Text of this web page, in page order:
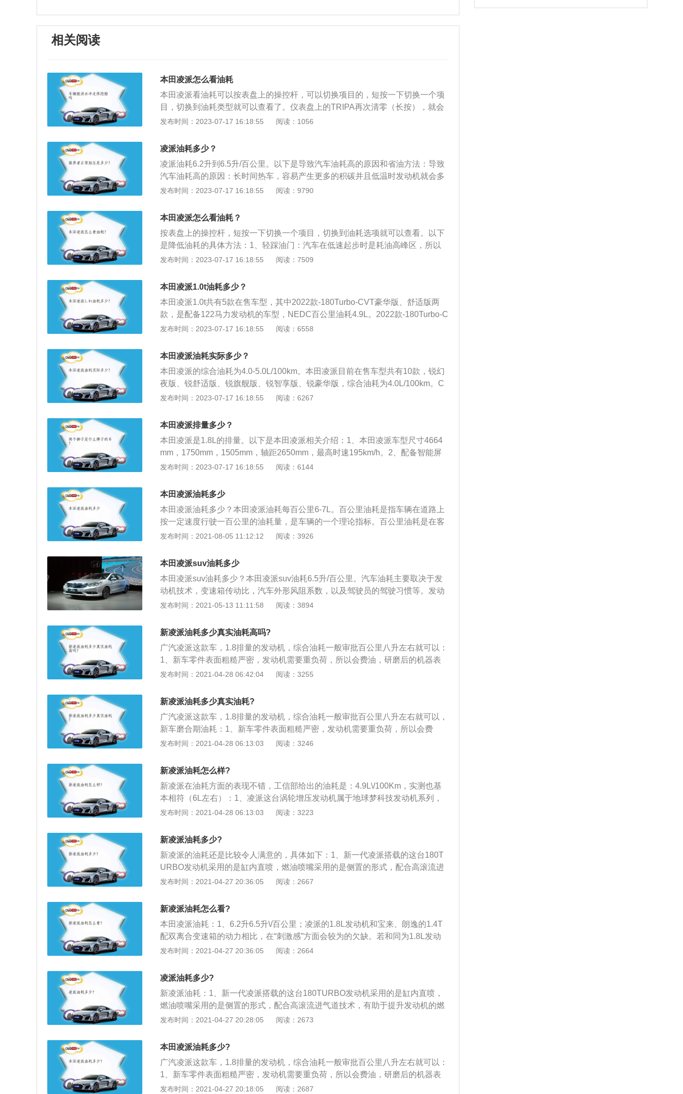
相关阅读
本田凌派怎么看油耗
本田凌派看油耗可以按表盘上的操控杆，可以切换项目的，短按一下切换一个项
目，切换到油耗类型就可以查看了。仪表盘上的TRIPA再次清零（长按），就会
显示在第一次、第二次、第三次时油耗的读数了。找到右边操作杆的最右端的按
耗为止。降低油耗的具体方法：1.轻踩油门：汽车低速起步时，是油耗的峰值区
域。所以起步时轻踩油门，防止超速，可以有效降低油耗。2.避免高速：尽可能
避免不必要的高速，发动机转速忽高忽低也会极大的消耗燃油。3.定期保养：换
油，清除积碳。4.避免紧急制动：提前预见路况，不仅可以提高行车安全性，还
可以节省燃油，比如红绿灯前慢慢减速，利用惯性滑行。
发布时间：2023-07-17 16:18:55 阅读：1056
凌派油耗多少？
凌派油耗6.2升到6.5升/百公里。以下是导致汽车油耗高的原因和省油方法：导致
汽车油耗高的原因：长时间热车，容易产生更多的积碳并且低温时发动机就会多
喷油维持运转；长期短途驾驶；车内长时间放重物；胎压过低；频繁暴力驾驶；
速匀速行驶最省油；拥挤路段看清前面的路况，避免急刹车，这样不仅省油，而
且还能降低车辆损耗；经常清理后备厢；避免空挡滑行。
发布时间：2023-07-17 16:18:55 阅读：9790
本田凌派怎么看油耗？
按表盘上的操控杆，短按一下切换一个项目，切换到油耗选项就可以查看。以下
是降低油耗的具体方法：1、轻踩油门：汽车在低速起步时是耗油高峰区，所以
在起步时轻踩油门，防止转速过高能有效降低油耗。2、避免高转速：尽可能避
养：更换机油和清除积碳。4、避免紧急制动：提前预判路况不仅能提高驾驶的
安全性，还能节省燃油，例如在红绿灯前慢慢减速，利用惯性滑动。
发布时间：2023-07-17 16:18:55 阅读：7509
本田凌派1.0t油耗多少？
本田凌派1.0t共有5款在售车型，其中2022款-180Turbo-CVT豪华版、舒适版两
款，是配备122马力发动机的车型，NEDC百公里油耗4.9L。2022款-180Turbo-C
VT旗舰版、幻夜版、智享版三款，是配备122马力发动机的车型，NEDC百公里
022款-180Turbo-CVT豪华版、舒适版，加满一箱油能跑的距离为40/4.9*100=81
6km。2022款-180Turbo-CVT旗舰版、幻夜版、智享版，加满一箱油能跑的距离
为40/5*100=800km。汽车油耗的高低与五大因素直接相关，即驾驶习惯、汽车
本身、道路状态、自然风、环境温度。会使汽车油耗增加的具体因素如下：驾驶
习惯：驾驶粗暴，比如：急加油、常超车、遇红灯不提前松油门会使油耗增高。
多的汽油燃烧做功。汽车自重大的车油耗会高，因为自重大需要更大的驱动扭
矩。道路状态：土路、泥泞路、松软路面、山路等，在这些路面行驶，阻力大，
耗油会增加。自然风：迎风行驶、大风天行驶，汽车阻力增大，油耗增加。环境
油才能燃烧，油耗增大。同时，气温低，发动机电脑会控制用更高转速来热车，
发布时间：2023-07-17 16:18:55 阅读：6558
本田凌派油耗实际多少？
本田凌派的综合油耗为4.0-5.0L/100km。本田凌派目前在售车型共有10款，锐幻
夜版、锐舒适版、锐旗舰版、锐智享版、锐豪华版，综合油耗为4.0L/100km。C
VT幻夜版、CVT智享版、CVT旗舰版，综合油耗为5.0L/100km。CVT豪华版、C
试规程下所测得的综合工况燃油消耗数据量数据。真实油耗高于这个值，为5.2-7.
5L/100km。开车时，以下5个小技巧可以帮助降低油耗：车辆在起步过程中，应
以低档起步，轻轻的踩下油门，缓缓提速，不要一下子猛踩油门，猛踩油门会成
倍增加油耗。轻加油，轻刹车，早刹车：在开车时，应轻踩油门，尽量避免发动
机转速瞬间提高，避免车子在行驶中出现颤抖,从而让车子更加省油。通过预估路
当：保持胎压在厂商推荐的水平上。胎压每低于推荐值2个PS1（相当于公制0.2
左右一相对于标准气压2.4而言），油耗增加1%。定期保养或者检查车辆：定时
保养换机油可以减少积碳（积碳会使你点火不顺畅、加速乏力，油耗增加，严重
里数要清洗或者更换。驾驶时关闭车窗。开窗行驶会增加风的阻力，风的阻力越
巧可以帮助降低油耗：低档起步、轻踩油门、保持轮胎气压适当、定期保养或者
检查车辆、驾驶时关闭车窗。
发布时间：2023-07-17 16:18:55 阅读：6267
本田凌派排量多少？
本田凌派是1.8L的排量。以下是本田凌派相关介绍：1、本田凌派车型尺寸4664
mm，1750mm，1505mm，轴距2650mm，最高时速195km/h。2、配备智能屏
互联系统、7英寸高画质多点触控屏、智能无钥匙进入系统、智能一键式启动系
车辆稳定性控制系统。3、搭载水冷横置直列四缸/16气门/SOHC/i-VTEC发动
机，麦弗逊式悬挂，复合扭力梁式半独立悬挂。
发布时间：2023-07-17 16:18:55 阅读：6144
本田凌派油耗多少
本田凌派油耗多少？本田凌派油耗每百公里6-7L。百公里油耗是指车辆在道路上
按一定速度行驶一百公里的油耗量，是车辆的一个理论指标。百公里油耗是在客
观环境中，安装在车辆底盘的测功机测得的值转换为速度参数，在指定速度行
低车辆自重量。车重与油耗的关系成正比，据说车重每下降10％，油耗也会相应
下降若干个百分点；2、汽车造型。车身风阻系数小，油耗会明显下降。这两者
的关系也成正比；3、提高发动机的热效率。目前一般汽油发动机的热效率（也
就是燃油转化成有用功的比例）达到30％多，而柴油机已超过了40％，这就是柴
油机比汽油机油耗低的原因。
发布时间：2021-08-05 11:12:12 阅读：3926
本田凌派suv油耗多少
本田凌派suv油耗多少？本田凌派suv油耗6.5升/百公里。汽车油耗主要取决于发
动机技术，变速箱传动比，汽车外形风阻系数，以及驾驶员的驾驶习惯等。发动
机热转换率越高的发动机，其内耗就越低，能够把更多的汽油燃烧转化为发动机
关系，但这种关系不是绝对的。大的气缸容积（排量）可以容纳更多的可燃混合
气（空气燃油），所以在其他条件全部一致的情况下，一定是气缸容积（排量）
更大的发动机动力油耗更高；2、油耗与转速，日常驾驶汽车时，转速区间一般
都在1000—3000转之间，普通家用车的极限转速也不过6000转左右，在塞车比
赛时一直保持在家用车极限转速的两倍运行（上万转），油耗自然会很高；3、
荷，也就直接的增加了汽车的油耗。同时有些车主将汽车尾翼、汽车大包围等一
起改装，增加尾翼毫无疑问的增大了汽车风阻，汽车在低速时尾翼根本不起作
用，只能增加行车阻力使整车负荷增加，势必导致油耗上升。
发布时间：2021-05-13 11:11:58 阅读：3894
新凌派油耗多少真实油耗高吗?
广汽凌派这款车，1.8排量的发动机，综合油耗一般审批百公里八升左右就可以：
1、新车零件表面粗糙严密，发动机需要重负荷，所以会费油，研磨后的机器表
面润滑才能达到标准油标；2、磨合期不仅是发动机的内部磨合期，外部世界包
（习惯性超速、紧急停车）、胎压不足、发动机性能差、路况差等也会导致汽车
发布时间：2021-04-28 06:42:04 阅读：3255
新凌派油耗多少真实油耗?
广汽凌派这款车，1.8排量的发动机，综合油耗一般审批百公里八升左右就可以，
新车磨合期油耗：1、新车零件表面粗糙严密，发动机需要重负荷，所以会费
油，研磨后的机器表面润滑才能达到标准油标；2、磨合期不仅是发动机的内部
外驾驶的不良习惯（习惯性超速、紧急停车）、胎压不足、发动机性能差、路况
差等也会导致汽车费油。
发布时间：2021-04-28 06:13:03 阅读：3246
新凌派油耗怎么样?
新凌派在油耗方面的表现不错，工信部给出的油耗是：4.9L\/100Km，实测也基
本相符（6L左右）：1、凌派这台涡轮增压发动机属于地球梦科技发动机系列，
与1.8L自然吸气发动机基本接近，峰值扭矩甚至还来得更早一点；2、再加上重新
41最大马力、17.7公斤米最大扭力的动力输出。
发布时间：2021-04-28 06:13:03 阅读：3223
新凌派油耗多少?
新凌派的油耗还是比较令人满意的，具体如下：1、新一代凌派搭载的这台180T
URBO发动机采用的是缸内直喷，燃油喷嘴采用的是侧置的形式，配合高滚流进
气道技术，有助于提升发动机的燃烧效率，还采用了进气侧VTEC技术；2、目的
动机系列，在数据方面跟旧的R181.8L自然吸气发动机基本接近，峰值扭矩甚至
还来得更早一点；3、再加上重新调校的CVT变速箱，在动力方面完全没问题；
而且新一代凌派在油耗方面的表现就很让人很满意，工信部给出的油耗数据是：
4.9L\/100Km，我开过几天的实测也基本相符（4-5L左右），还是非常满意的。
发布时间：2021-04-27 20:36:05 阅读：2667
新凌派油耗怎么看?
本田凌派油耗：1、6.2升6.5升\/百公里；凌派的1.8L发动机和宝来、朗逸的1.4T
配双离合变速箱的动力相比，在“刺激感”方面会较为的欠缺。若和同为1.8L发动
机的现代朗动相比，凌派在动力线性感以及顺滑感方面都有更好的表现，比如凌
2、凌派把油门行程变长的另一个原因，我想是出于燃油经济性方面的考虑，虽
然从资料上看，凌派手动挡和自动挡车型工况法油耗分别为6.5L\/100km和6.7L\/1
00km，两项都仅比思域低了不大起眼的0.1L，但要知道的是，“弱化”的油门反应
等同于右脚功夫了得的驾驶者，能借此过滤掉驾驶者很多不必要的脚步动作，对
需要频繁起降油门的市区驾驶而言，无疑能起到很好的节油效果。可惜当天试驾
油的猜想；3、不过在双向国道行驶，经常会遇到慢速占道的超载大货车，需要
频繁占用对向车道来进行全油门超车。尽管驾驶过程略带激烈，但50多公里行驶
下来，凌派油耗依然控制在6.6L\/100km的水平，能做出这一成绩，着实值得称
发布时间：2021-04-27 20:36:05 阅读：2664
凌派油耗多少?
新凌派油耗：1、新一代凌派搭载的这台180TURBO发动机采用的是缸内直喷，
燃油喷嘴采用的是侧置的形式，配合高滚流进气道技术，有助于提升发动机的燃
烧效率，还采用了进气侧VTEC技术；2、目的是为提升进气效率从而提升燃油经
1.8L自然吸气发动机基本接近，峰值扭矩甚至还来得更早一点；3、再加上重新调
校的CVT变速箱，在动力方面完全没问题；而且新一代凌派在油耗方面的表现就
很让人很满意，工信部给出的油耗数据是：4.9L\/100Km，我开过几天的实测也
基本相符（4-5L左右），还是非常满意的。
发布时间：2021-04-27 20:28:05 阅读：2673
本田凌派油耗多少?
广汽凌派这款车，1.8排量的发动机，综合油耗一般审批百公里八升左右就可以：
1、新车零件表面粗糙严密，发动机需要重负荷，所以会费油，研磨后的机器表
面润滑才能达到标准油标；2、磨合期不仅是发动机的内部磨合期，外部世界包
发布时间：2021-04-27 20:18:05 阅读：2687
响；<&list>3.稳定器的转向胶套和球头